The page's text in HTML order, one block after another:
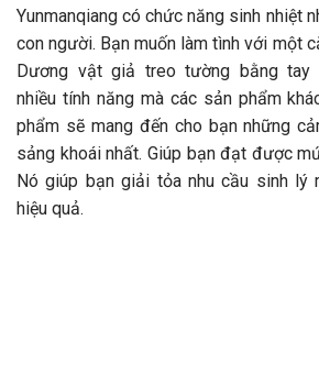
Yunmanqiang có chức năng sinh nhiệt
con người. Bạn muốn làm tình với một
Dương vật giả treo tường bằng tay
nhiều tính năng mà các sản phẩm
phẩm sẽ mang đến cho bạn những
sảng khoái nhất. Giúp bạn đạt được
Nó giúp bạn giải tỏa nhu cầu sinh lý
hiệu quả.